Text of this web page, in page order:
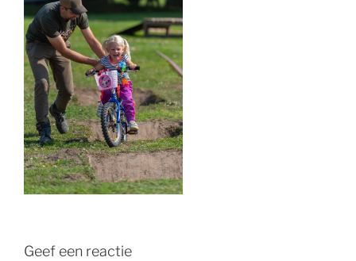
Geef een reactie